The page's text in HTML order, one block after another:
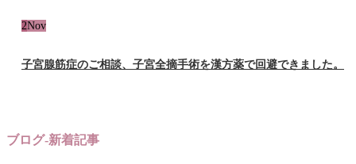
2Nov
子宮腺筋症のご相談、子宮全摘手術を漢方薬で回避できました。
ブログ-新着記事